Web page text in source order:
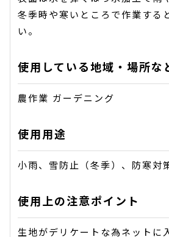
冬季時や寒いところで作業する
い。
使用している地域・場所な
農作業 ガーデニング
使用用途
小雨、雪防止（冬季）、防寒対
使用上の注意ポイント
生地がデリケートな為ネットに